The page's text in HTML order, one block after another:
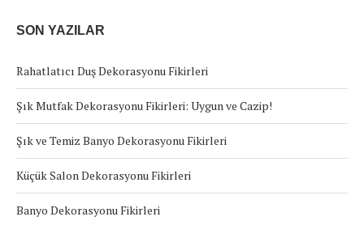
SON YAZILAR
Rahatlatıcı Duş Dekorasyonu Fikirleri
Şık Mutfak Dekorasyonu Fikirleri: Uygun ve Cazip!
Şık ve Temiz Banyo Dekorasyonu Fikirleri
Küçük Salon Dekorasyonu Fikirleri
Banyo Dekorasyonu Fikirleri